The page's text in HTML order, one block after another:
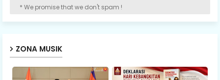
* We promise that we don't spam !
ZONA MUSIK